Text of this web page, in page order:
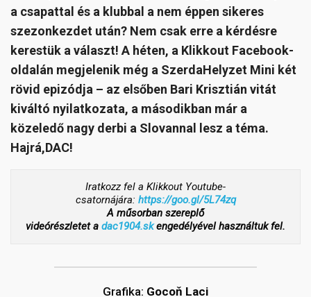
a csapattal és a klubbal a nem éppen sikeres
szezonkezdet után? Nem csak erre a kérdésre
kerestük a választ! A héten, a Klikkout Facebook-
oldalán megjelenik még a SzerdaHelyzet Mini két
rövid epizódja – az elsőben Bari Krisztián vitát
kiváltó nyilatkozata, a másodikban már a
közeledő nagy derbi a Slovannal lesz a téma.
Hajrá,DAC!
Iratkozz fel a Klikkout Youtube-
csatornájára: https://goo.gl/5L74zq
A műsorban szereplő
videórészletet a dac1904.skengedélyével használtuk fel.
Grafika: Gocoň Laci